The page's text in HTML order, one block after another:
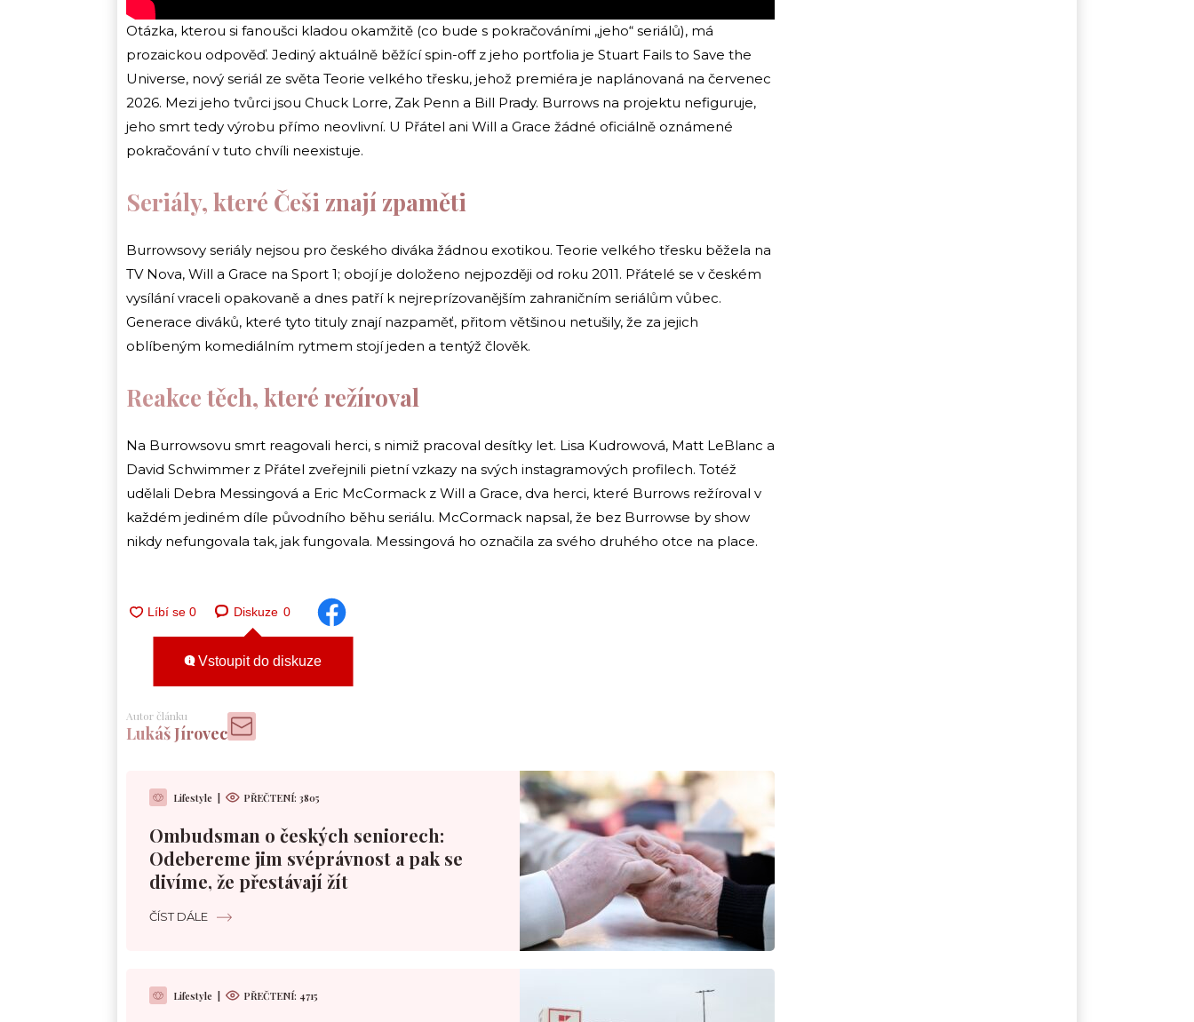
Otázka, kterou si fanoušci kladou okamžitě (co bude s pokračováními „jeho“ seriálů), má
prozaickou odpověď. Jediný aktuálně běžící spin-off z jeho portfolia je Stuart Fails to Save the
Universe, nový seriál ze světa Teorie velkého třesku, jehož premiéra je naplánovaná na červenec
2026. Mezi jeho tvůrci jsou Chuck Lorre, Zak Penn a Bill Prady. Burrows na projektu nefiguruje,
jeho smrt tedy výrobu přímo neovlivní. U Přátel ani Will a Grace žádné oficiálně oznámené
pokračování v tuto chvíli neexistuje.
Seriály, které Češi znají zpaměti
Burrowsovy seriály nejsou pro českého diváka žádnou exotikou. Teorie velkého třesku běžela na
TV Nova, Will a Grace na Sport 1; obojí je doloženo nejpozději od roku 2011. Přátelé se v českém
vysílání vraceli opakovaně a dnes patří k nejreprízovanějším zahraničním seriálům vůbec.
Generace diváků, které tyto tituly znají nazpaměť, přitom většinou netušily, že za jejich
oblíbeným komediálním rytmem stojí jeden a tentýž člověk.
Reakce těch, které režíroval
Na Burrowsovu smrt reagovali herci, s nimiž pracoval desítky let. Lisa Kudrowová, Matt LeBlanc a
David Schwimmer z Přátel zveřejnili pietní vzkazy na svých instagramových profilech. Totéž
udělali Debra Messingová a Eric McCormack z Will a Grace, dva herci, které Burrows režíroval v
každém jediném díle původního běhu seriálu. McCormack napsal, že bez Burrowse by show
nikdy nefungovala tak, jak fungovala. Messingová ho označila za svého druhého otce na place.
Diskuze 0
Vstoupit do diskuze
Autor článku
Lukáš Jírovec
Lifestyle PŘEČTENÍ: 3805
Ombudsman o českých seniorech:
Odebereme jim svéprávnost a pak se
divíme, že přestávají žít
ČÍST DÁLE
Lifestyle PŘEČTENÍ: 4715